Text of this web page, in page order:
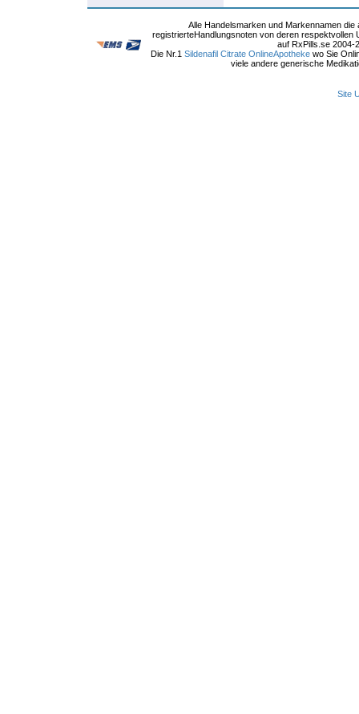
Alle Handelsmarken und Markennamen
registrierteHandlungsnoten von deren respektvollen
auf RxPills.se 2004-
Die Nr.1 Sildenafil Citrate OnlineApothekewo Sie
viele andere generische
Site